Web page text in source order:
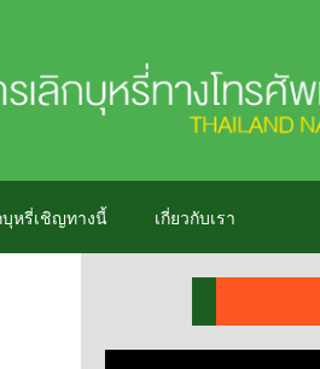
บุหรี่เชิญทางนี้ เกี่ยวกับเรา